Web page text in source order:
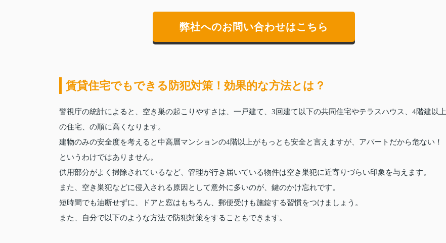
弊社へのお問い合わせはこちら
賃貸住宅でもできる防犯対策！効果的な方法とは？
警視庁の統計によると、空き巣の起こりやすさは、一戸建て、3回建て以下の共同住宅やテラスハウス、4階建以上
の住宅、の順に高くなります。
建物のみの安全度を考えると中高層マンションの4階以上がもっとも安全と言えますが、アパートだから危ない！
というわけではありません。
供用部分がよく掃除されているなど、管理が行き届いている物件は空き巣犯に近寄りづらい印象を与えます。
また、空き巣犯などに侵入される原因として意外に多いのが、鍵のかけ忘れです。
短時間でも油断せずに、ドアと窓はもちろん、郵便受けも施錠する習慣をつけましょう。
また、自分で以下のような方法で防犯対策をすることもできます。